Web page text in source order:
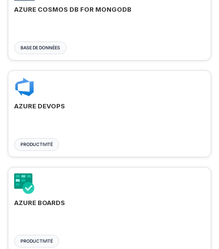
AZURE COSMOS DB FOR MONGODB
BASE DE DONNÉES
AZURE DEVOPS
PRODUCTIVITÉ
AZURE BOARDS
PRODUCTIVITÉ